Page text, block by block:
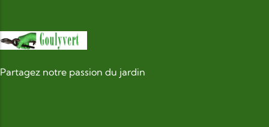
Partagez notre passion du jardin